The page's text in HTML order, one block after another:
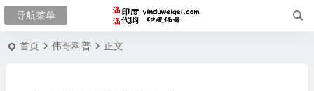
首页 伟哥科普 正文